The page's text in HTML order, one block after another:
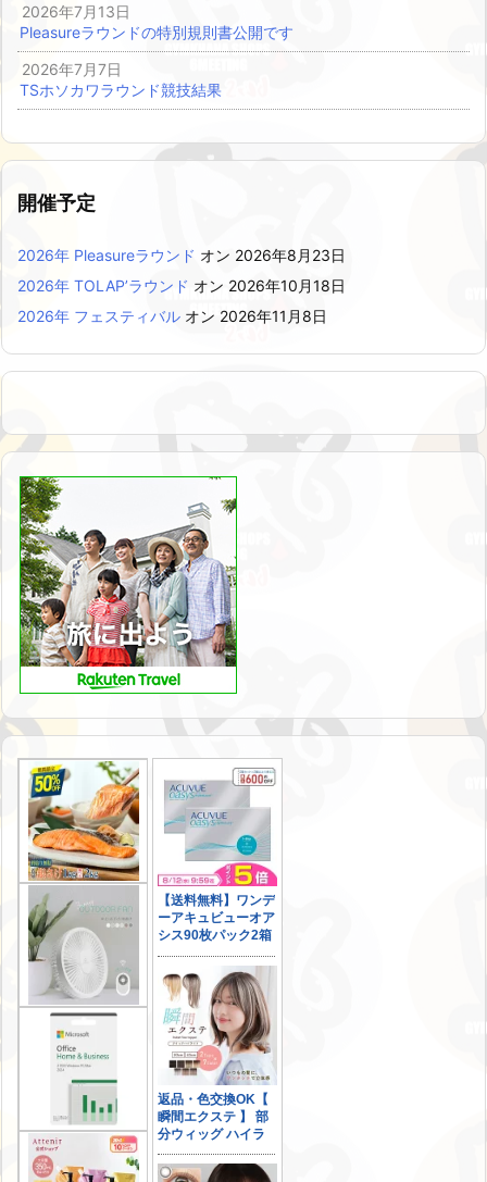
2026年7月13日
Pleasureラウンドの特別規則書公開です
2026年7月7日
TSホソカワラウンド競技結果
開催予定
2026年 Pleasureラウンド オン 2026年8月23日
2026年 TOLAP’ラウンド オン 2026年10月18日
2026年 フェスティバル オン 2026年11月8日